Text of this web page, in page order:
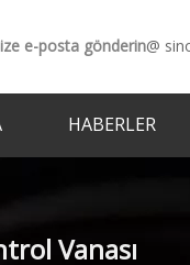
e-posta gönderin@
HABERLER
Vanası